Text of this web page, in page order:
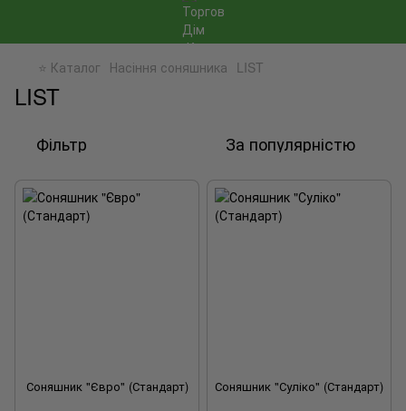
⭐ Каталог Насіння соняшника LIST
LIST
Фільтр За популярністю
Соняшник "Євро" (Стандарт) Соняшник "Суліко" (Стандарт)